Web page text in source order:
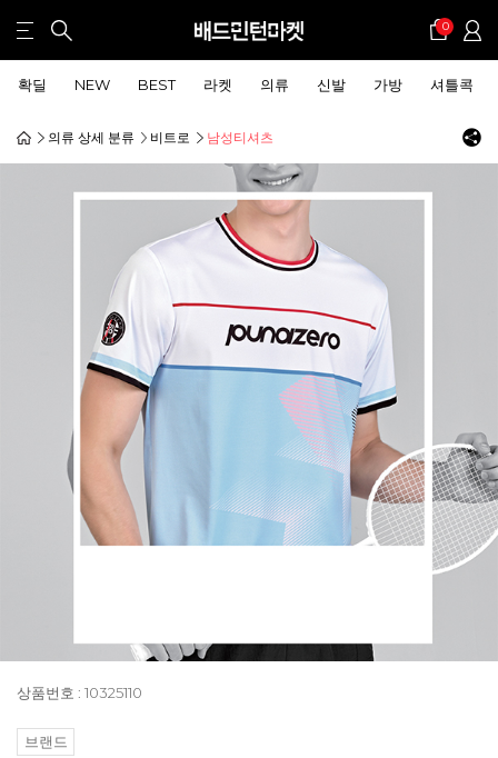
0
확딜 NEW BEST 라켓 의류 신발 가방 셔틀콕
의류 상세 분류 비트로 남성티셔츠
상품번호 : 10325110
브랜드